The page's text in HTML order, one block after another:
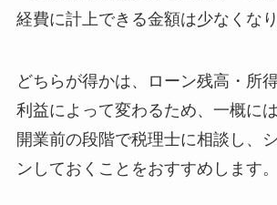
経費に計上できる金額は少なくなり
どちらが得かは、ローン残高・所
利益によって変わるため、一概に
開業前の段階で税理士に相談し、
ンしておくことをおすすめします。